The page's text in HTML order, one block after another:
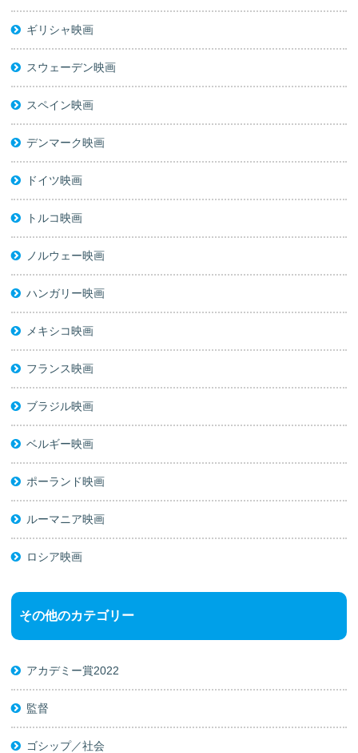
ギリシャ映画
スウェーデン映画
スペイン映画
デンマーク映画
ドイツ映画
トルコ映画
ノルウェー映画
ハンガリー映画
メキシコ映画
フランス映画
ブラジル映画
ベルギー映画
ポーランド映画
ルーマニア映画
ロシア映画
その他のカテゴリー
アカデミー賞2022
監督
ゴシップ／社会